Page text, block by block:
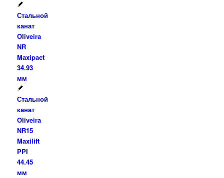
Стальной
канат
Oliveira
NR
Maxipact
34.93
мм
Стальной
канат
Oliveira
NR15
Maxilift
PPI
44.45
мм